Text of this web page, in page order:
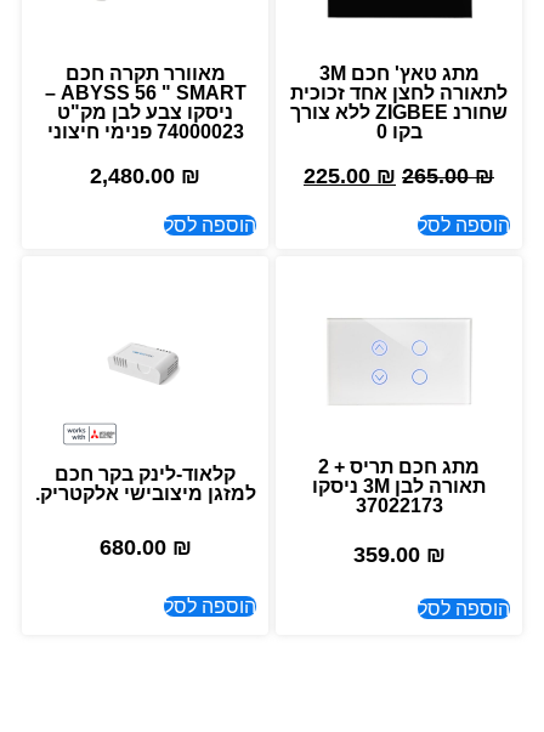
מתג טאץ' חכם 3M
לתאורה לחצן אחד זכוכית
שחורנ ZIGBEE ללא צורך
בקו 0
265.00₪
225.00 ₪
הוספה לסל
מאוורר תקרה חכם
ABYSS 56 " SMART –
ניסקו צבע לבן מק"ט
74000023 פנימי חיצוני
2,480.00 ₪
הוספה לסל
מתג חכם תריס + 2
תאורה לבן 3M ניסקו
37022173
359.00 ₪
הוספה לסל
קלאוד-לינק בקר חכם
למזגן מיצובישי אלקטריק.
680.00 ₪
הוספה לסל